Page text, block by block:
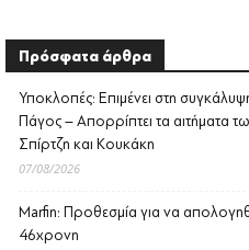
Πρόσφατα άρθρα
Υποκλοπές: Επιμένει στη
Πάγος – Απορρίπτει τα αιτήματα
Σπίρτζη και Κουκάκη
07/08/2026
Marfin: Προθεσμία για να
46χρονη